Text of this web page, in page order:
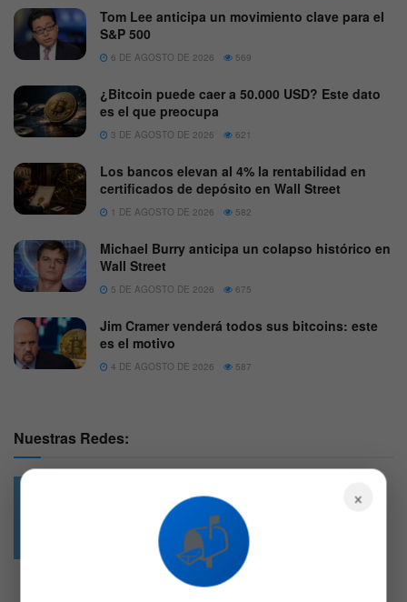
Tom Lee anticipa un movimiento clave para el
S&P 500
6 DE AGOSTO DE 2026 569
¿Bitcoin puede caer a 50.000 USD? Este dato
es el que preocupa
3 DE AGOSTO DE 2026 621
Los bancos elevan al 4% la rentabilidad en
certificados de depósito en Wall Street
1 DE AGOSTO DE 2026 582
Michael Burry anticipa un colapso histórico en
Wall Street
5 DE AGOSTO DE 2026 675
Jim Cramer venderá todos sus bitcoins: este
es el motivo
4 DE AGOSTO DE 2026 587
Nuestras Redes:
4.7k
Followers
×
📬